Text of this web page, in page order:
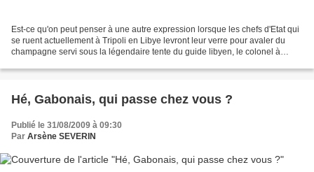
Est-ce qu'on peut penser à une autre expression lorsque les chefs d'Etat qui
se ruent actuellement à Tripoli en Libye levront leur verre pour avaler du
champagne servi sous la légendaire tente du guide libyen, le colonel à
Hé, Gabonais, qui passe chez vous ?
Publié le 31/08/2009 à 09:30
Par Arsène SEVERIN